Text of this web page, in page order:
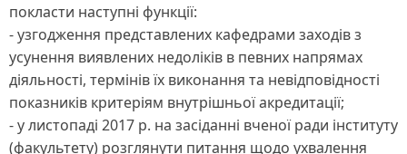
покласти наступні функції:
- узгодження представлених кафедрами заходів з
усунення виявлених недоліків в певних напрямах
діяльності, термінів їх виконання та невідповідності
показників критеріям внутрішньої акредитації;
- у листопаді 2017 р. на засіданні вченої ради інституту
(факультету) розглянути питання щодо ухвалення